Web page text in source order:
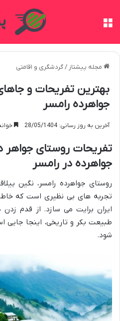
مجله پیشتاز /گردشگری و اقامتی
بهترین تفریحات و
جواهرده رامسر
آخرین به روز رسانی: 28/05/1404 خواندن
تفریحات روستای جواهر
جواهرده در رامسر
روستای جواهرده رامسر، نگین
تجربه های بی نظیری است که
ایران برایت می سازد. از قدم
طبیعت بکر و تاریخی، اینجا
شود.